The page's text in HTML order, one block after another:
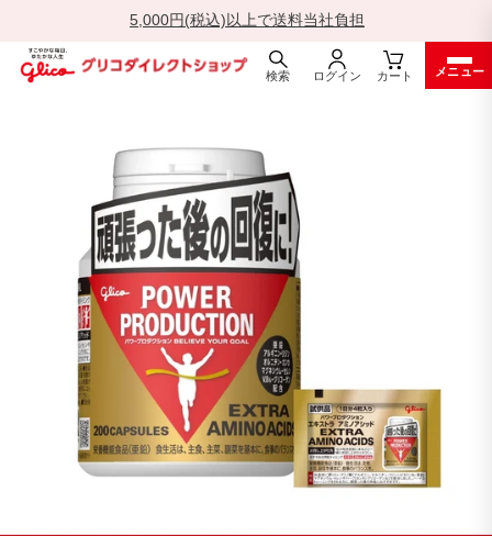
一
時
5,000円(税込)以上で送料当社負担
検索 ログイン カート メニュー